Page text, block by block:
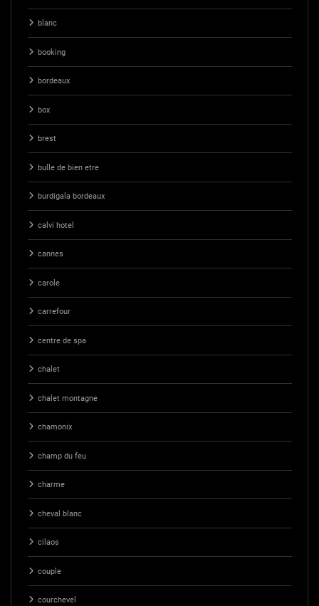
blanc
booking
bordeaux
box
brest
bulle de bien etre
burdigala bordeaux
calvi hotel
cannes
carole
carrefour
centre de spa
chalet
chalet montagne
chamonix
champ du feu
charme
cheval blanc
cilaos
couple
courchevel